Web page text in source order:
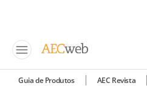
Guia de Produtos AEC Revista